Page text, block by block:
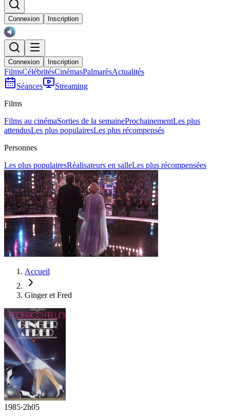
Connexion Inscription
Connexion Inscription
FilmsCélébritésCinémasPalmarèsActualités
Séances
Streaming
Films
Films au cinémaSorties de la semaineProchainementLes plus
attendusLes plus populairesLes plus récompensés
Personnes
Les plus populairesRéalisateurs en salleLes plus récompensées
Accueil
Ginger et Fred
1985·2h05